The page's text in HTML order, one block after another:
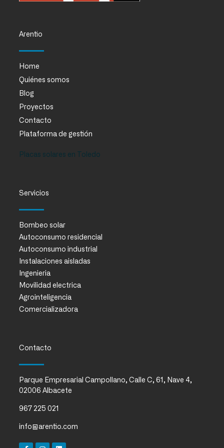
Arentio
Home
Quiénes somos
Blog
Proyectos
Contacto
Plataforma de gestión
Placas solares en Toledo
Servicios
Bombeo solar
Autoconsumo residencial
Autoconsumo industrial
Instalaciones aisladas
Ingenieria
Movilidad electrica
Agrointeligencia
Comercializadora
Contacto
Parque Empresarial Campollano, Calle C, 61, Nave 4,
02006 Albacete
967 225 021
info@arentio.com